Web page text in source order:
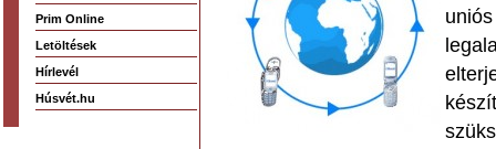
Prim Online
Letöltések
Hírlevél
Húsvét.hu